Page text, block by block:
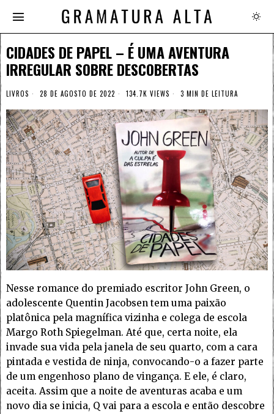
CIDADES DE PAPEL – É UMA AVENTURA
IRREGULAR SOBRE DESCOBERTAS
LIVROS 28 DE AGOSTO DE 2022 134.7K VIEWS 3 MIN DE LEITURA
Nesse romance do premiado escritor John Green, o
adolescente Quentin Jacobsen tem uma paixão
platônica pela magnífica vizinha e colega de escola
Margo Roth Spiegelman. Até que, certa noite, ela
invade sua vida pela janela de seu quarto, com a cara
pintada e vestida de ninja, convocando-o a fazer parte
de um engenhoso plano de vingança. E ele, é claro,
aceita. Assim que a noite de aventuras acaba e um
novo dia se inicia, Q vai para a escola e então descobre